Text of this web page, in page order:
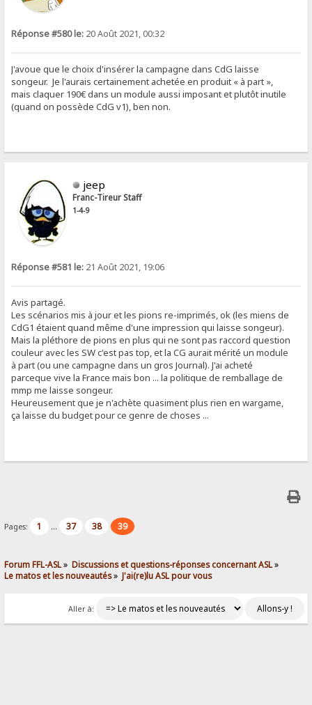
Réponse #580 le: 20 Août 2021, 00:32
J'avoue que le choix d'insérer la campagne dans CdG laisse
songeur. Je l'aurais certainement achetée en produit « à part »,
mais claquer 190€ dans un module aussi imposant et plutôt inutile
(quand on possède CdG v1), ben non.
jeep
Franc-Tireur Staff
1-4-9
Réponse #581 le: 21 Août 2021, 19:06
Avis partagé.
Les scénarios mis à jour et les pions re-imprimés, ok (les miens de
CdG1 étaient quand même d'une impression qui laisse songeur).
Mais la pléthore de pions en plus qui ne sont pas raccord question
couleur avec les SW c'est pas top, et la CG aurait mérité un module
à part (ou une campagne dans un gros Journal). J'ai acheté
parceque vive la France mais bon ... la politique de remballage de
mmp me laisse songeur.
Heureusement que je n'achète quasiment plus rien en wargame,
ça laisse du budget pour ce genre de choses ...
Pages: 1 ... 37 38 39
Forum FFL-ASL» Discussions et questions-réponses concernant ASL»
Le matos et les nouveautés» J'ai(re)lu ASL pour vous
Aller à: